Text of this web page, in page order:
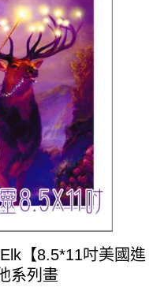
【8.5*11吋美國進
系列畫